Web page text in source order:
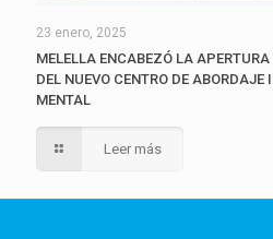
23 enero, 2025
MELELLA ENCABEZÓ LA
DEL NUEVO CENTRO DE ABORDAJE
MENTAL
Leer más